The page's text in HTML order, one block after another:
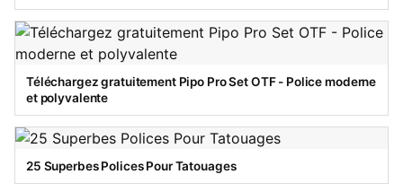
Téléchargez gratuitement Pipo Pro Set OTF - Police moderne
et polyvalente
25 Superbes Polices Pour Tatouages